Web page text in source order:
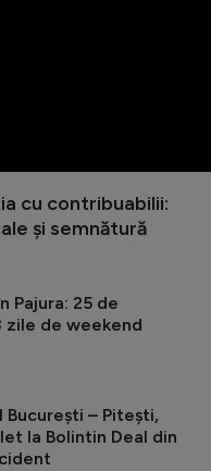
cu contribuabilii:
și semnătură
Pajura: 25 de
zile de weekend
București – Pitești,
la Bolintin Deal din